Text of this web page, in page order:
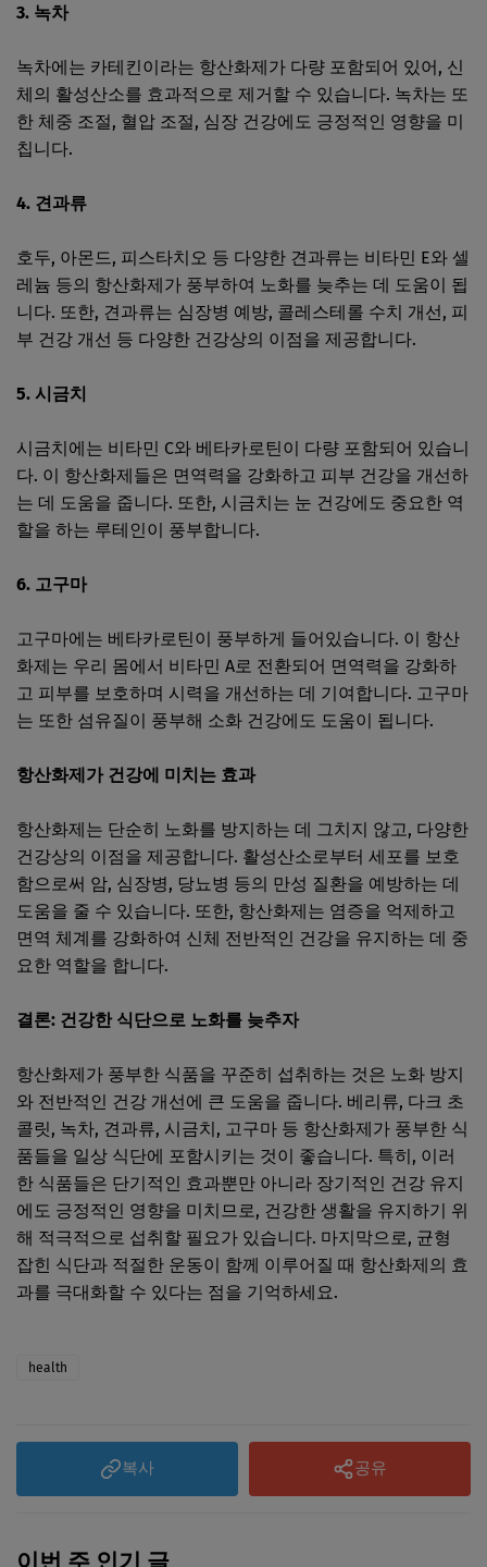
3. 녹차
녹차에는 카테킨이라는 항산화제가 다량 포함되어 있어, 신
체의 활성산소를 효과적으로 제거할 수 있습니다. 녹차는 또
한 체중 조절, 혈압 조절, 심장 건강에도 긍정적인 영향을 미
칩니다.
4. 견과류
호두, 아몬드, 피스타치오 등 다양한 견과류는 비타민 E와 셀
레늄 등의 항산화제가 풍부하여 노화를 늦추는 데 도움이 됩
니다. 또한, 견과류는 심장병 예방, 콜레스테롤 수치 개선, 피
부 건강 개선 등 다양한 건강상의 이점을 제공합니다.
5. 시금치
시금치에는 비타민 C와 베타카로틴이 다량 포함되어 있습니
다. 이 항산화제들은 면역력을 강화하고 피부 건강을 개선하
는 데 도움을 줍니다. 또한, 시금치는 눈 건강에도 중요한 역
할을 하는 루테인이 풍부합니다.
6. 고구마
고구마에는 베타카로틴이 풍부하게 들어있습니다. 이 항산
화제는 우리 몸에서 비타민 A로 전환되어 면역력을 강화하
고 피부를 보호하며 시력을 개선하는 데 기여합니다. 고구마
는 또한 섬유질이 풍부해 소화 건강에도 도움이 됩니다.
항산화제가 건강에 미치는 효과
항산화제는 단순히 노화를 방지하는 데 그치지 않고, 다양한
건강상의 이점을 제공합니다. 활성산소로부터 세포를 보호
함으로써 암, 심장병, 당뇨병 등의 만성 질환을 예방하는 데
도움을 줄 수 있습니다. 또한, 항산화제는 염증을 억제하고
면역 체계를 강화하여 신체 전반적인 건강을 유지하는 데 중
요한 역할을 합니다.
결론: 건강한 식단으로 노화를 늦추자
항산화제가 풍부한 식품을 꾸준히 섭취하는 것은 노화 방지
와 전반적인 건강 개선에 큰 도움을 줍니다. 베리류, 다크 초
콜릿, 녹차, 견과류, 시금치, 고구마 등 항산화제가 풍부한 식
품들을 일상 식단에 포함시키는 것이 좋습니다. 특히, 이러
한 식품들은 단기적인 효과뿐만 아니라 장기적인 건강 유지
에도 긍정적인 영향을 미치므로, 건강한 생활을 유지하기 위
해 적극적으로 섭취할 필요가 있습니다. 마지막으로, 균형
잡힌 식단과 적절한 운동이 함께 이루어질 때 항산화제의 효
과를 극대화할 수 있다는 점을 기억하세요.
health
복사 공유